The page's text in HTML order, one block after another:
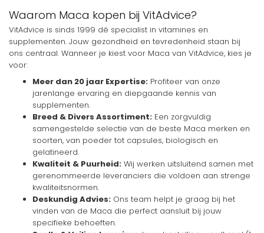
Waarom Maca kopen bij VitAdvice?
VitAdvice is sinds 1999 dé specialist in vitamines en
supplementen. Jouw gezondheid en tevredenheid staan bij
ons centraal. Wanneer je kiest voor Maca van VitAdvice, kies je
voor:
Meer dan 20 jaar Expertise: Profiteer van onze
jarenlange ervaring en diepgaande kennis van
supplementen.
Breed & Divers Assortiment: Een zorgvuldig
samengestelde selectie van de beste Maca merken en
soorten, van poeder tot capsules, biologisch en
gelatineerd.
Kwaliteit & Puurheid: Wij werken uitsluitend samen met
gerenommeerde leveranciers die voldoen aan strenge
kwaliteitsnormen.
Deskundig Advies: Ons team helpt je graag bij het
vinden van de Maca die perfect aansluit bij jouw
specifieke behoeften.